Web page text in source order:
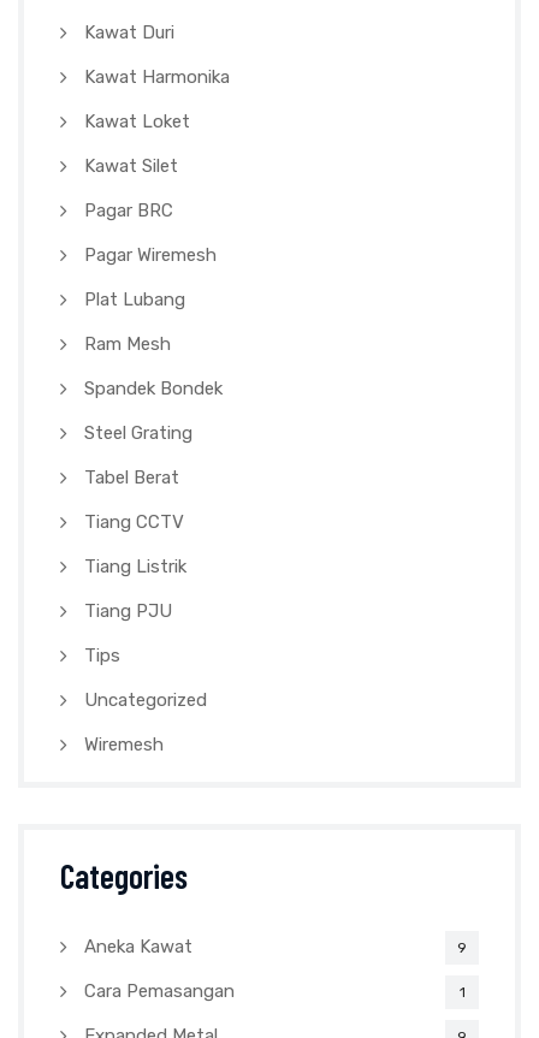
Kawat Duri
Kawat Harmonika
Kawat Loket
Kawat Silet
Pagar BRC
Pagar Wiremesh
Plat Lubang
Ram Mesh
Spandek Bondek
Steel Grating
Tabel Berat
Tiang CCTV
Tiang Listrik
Tiang PJU
Tips
Uncategorized
Wiremesh
Categories
Aneka Kawat 9
Cara Pemasangan 1